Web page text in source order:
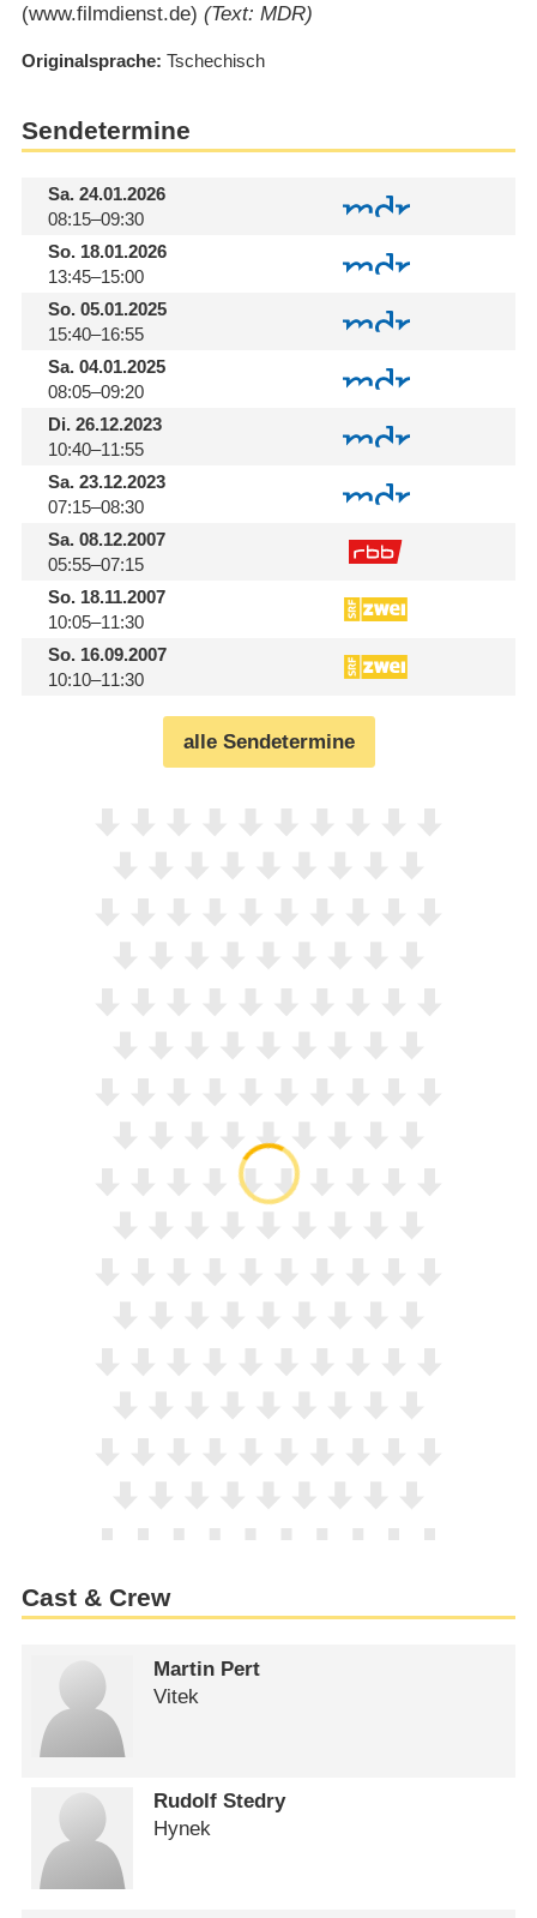
(www.filmdienst.de) (Text: MDR)
Originalsprache Tschechisch
Sendetermine
Sa.24.01.2026
08:15–09:30
So.18.01.2026
13:45–15:00
So.05.01.2025
15:40–16:55
Sa.04.01.2025
08:05–09:20
Di.26.12.2023
10:40–11:55
Sa.23.12.2023
07:15–08:30
Sa.08.12.2007
05:55–07:15
So.18.11.2007
10:05–11:30
So.16.09.2007
10:10–11:30
alle Sendetermine
Cast & Crew
Martin Pert
Vitek
Rudolf Stedry
Hynek